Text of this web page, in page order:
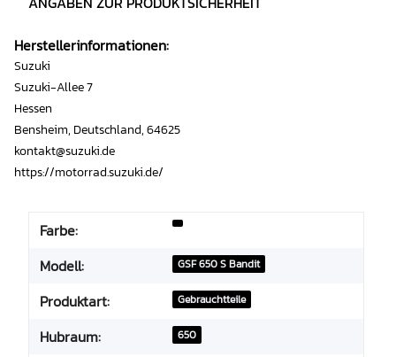
Herstellerinformationen:
Suzuki
Suzuki-Allee 7
Hessen
Bensheim, Deutschland, 64625
kontakt@suzuki.de
https://motorrad.suzuki.de/
Farbe:
Modell:
GSF 650 S Bandit
Produktart: Gebrauchtteile
Hubraum: 650